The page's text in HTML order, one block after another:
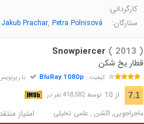
کارگردانی:
ستارگان: Jakub Prachar, Petra Polnisová
Snowpiercer( 2013 )
قطار یخ شکن
کیفیت :BluRay 1080p با
7.1 از 10 توسط 418,582 نفر در
ماجراجویی, اکشن ,علمی تخیلی امتیاز